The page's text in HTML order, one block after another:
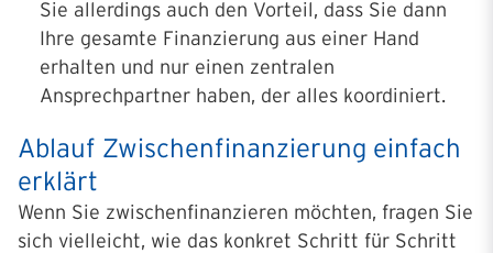
Sie allerdings auch den Vorteil, dass Sie dann
Ihre gesamte Finanzierung aus einer Hand
erhalten und nur einen zentralen
Ansprechpartner haben, der alles koordiniert.
Ablauf Zwischen­finan­zierung einfach
erklärt
Wenn Sie zwischenfinanzieren möchten, fragen Sie
sich vielleicht, wie das konkret Schritt für Schritt